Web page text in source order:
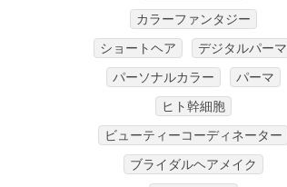
カラーファンタジー
ショートヘア
デジタルパーマ
パーソナルカラー
パーマ
ヒト幹細胞
ビューティーコーディネーター
ブライダルヘアメイク